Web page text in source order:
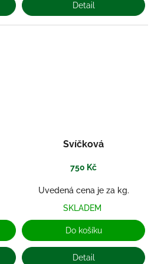
Detail
Svíčková
750 Kč
Uvedená cena je za kg.
SKLADEM
Do košíku
Detail